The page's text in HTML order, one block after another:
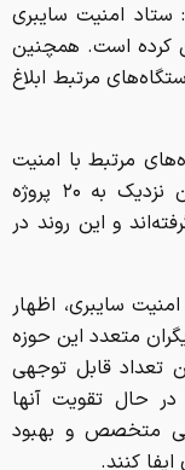
امنیت سایبری
تدوین کرده است. همچنین
مرتبط ابلاغ
مرتبط با امنیت
سایبری ادامه خواهد داشت، گفت: تاکنون نزدیک به ۲۰ پروژه
و این روند در
سایبری، اظهار
متعدد این حوزه
تعداد قابل توجهی
در حال تقویت آنها
متخصص و بهبود
کنند.